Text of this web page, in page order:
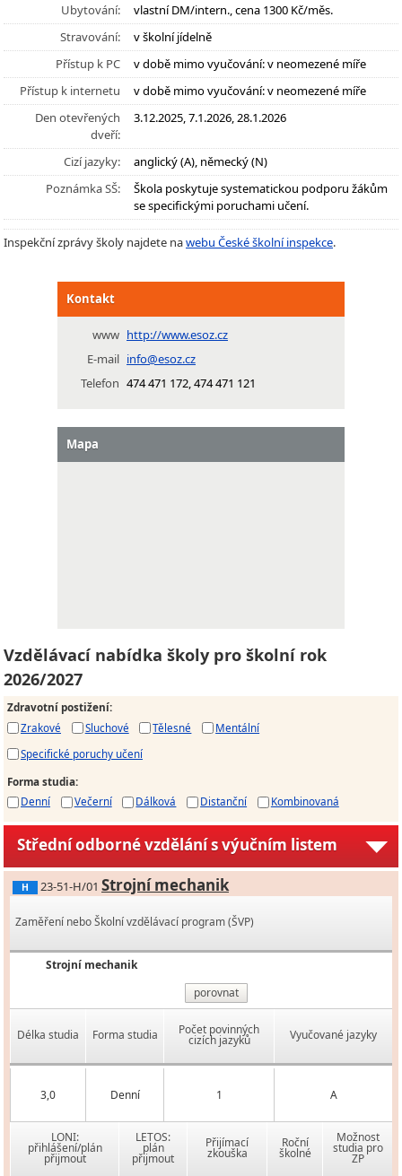
Ubytování:
vlastní DM/intern., cena 1300 Kč/měs.
Stravování:
v školní jídelně
Přístup k PC
v době mimo vyučování: v neomezené míře
Přístup k internetu
v době mimo vyučování: v neomezené míře
Den otevřených
dveří:
3.12.2025, 7.1.2026, 28.1.2026
Cizí jazyky:
anglický (A), německý (N)
Poznámka SŠ:
Škola poskytuje systematickou podporu žákům
se specifickými poruchami učení.
Inspekční zprávy školy najdete nawebu České školní inspekce.
Kontakt
www http://www.esoz.cz
E-mail info@esoz.cz
Telefon 474 471 172, 474 471 121
Mapa
Vzdělávací nabídka školy pro školní rok
2026/2027
Zdravotní postižení:
Zrakové
Sluchové Tělesné
Mentální
Specifické poruchy učení
Forma studia:
Denní
Večerní Dálková Distanční Kombinovaná
Střední odborné vzdělání s výučním listem
H 23-51-H/01 Strojní mechanik
Zaměření nebo Školní vzdělávací program (ŠVP)
Strojní mechanik
porovnat
Délka studia Forma studia Počet povinných
cizích jazyků Vyučované jazyky
3,0 Denní 1 A
LONI:
přihlášení/plán
přijmout
LETOS:
plán
přijmout
Přijímací
zkouška
Roční
školné
Možnost
studia pro
ZP